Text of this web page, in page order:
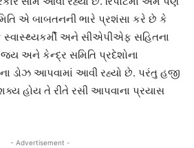
એ બાબતનની ભારે પ્રશંસા કરે છે કે
સ્વાસ્થ્યકર્મી અને સીએપીએફ સહિતના
અને કેન્દ્ર સમિતિ પ્રદેશોના
ડોઝ આપવામાં આવી રહ્યો છે. પરંતુ હજી
હોય તે રીતે રસી આપવાના પ્રયાસ
- Advertisement -